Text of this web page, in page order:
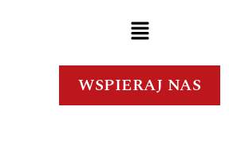
WSPIERAJ NAS